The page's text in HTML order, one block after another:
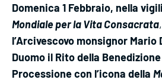
Domenica 1 Febbraio, nella
Mondiale per la Vita Consacrata,
l’Arcivescovo monsignor
Duomo il Rito della
Processione con l’icona della